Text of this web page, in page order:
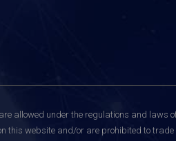
allowed under the regulations and laws
this website and/or are prohibited to